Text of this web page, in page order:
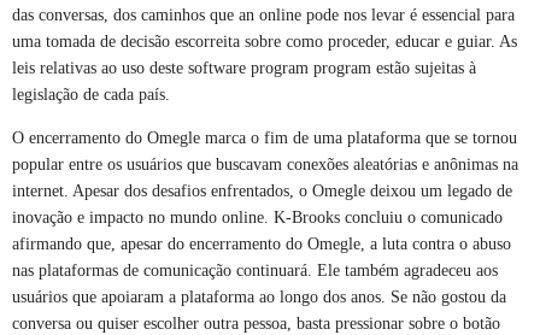
das conversas, dos caminhos que an online pode nos levar é essencial para
uma tomada de decisão escorreita sobre como proceder, educar e guiar. As
leis relativas ao uso deste software program program estão sujeitas à
legislação de cada país.
O encerramento do Omegle marca o fim de uma plataforma que se tornou
popular entre os usuários que buscavam conexões aleatórias e anônimas na
internet. Apesar dos desafios enfrentados, o Omegle deixou um legado de
inovação e impacto no mundo online. K-Brooks concluiu o comunicado
afirmando que, apesar do encerramento do Omegle, a luta contra o abuso
nas plataformas de comunicação continuará. Ele também agradeceu aos
usuários que apoiaram a plataforma ao longo dos anos. Se não gostou da
conversa ou quiser escolher outra pessoa, basta pressionar sobre o botão